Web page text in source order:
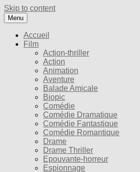
Skip to content
Menu
Accueil
Film
Action-thriller
Action
Animation
Aventure
Balade Amicale
Biopic
Comédie
Comédie Dramatique
Comédie Fantastique
Comédie Romantique
Drame
Drame Thriller
Epouvante-horreur
Espionnage